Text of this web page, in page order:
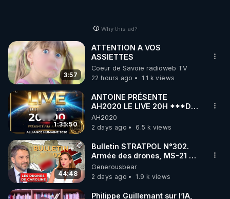
Why this ad?
3:57
ATTENTION A VOS
ASSIETTES
Coeur de Savoie radioweb TV
22 hours ago
1.1 k views
1:35:50
ANTOINE PRÉSENTE
AH2020 LE LIVE 20H ***DU
06/08/2026***
AH2020
2 days ago
6.5 k views
44:48
Bulletin STRATPOL N°302.
Armée des drones, MS-21 en
série, missiles coréens.
07.08.2026.
Generousbear
2 days ago
1.9 k views
Philippe Guillemant sur l’IA,